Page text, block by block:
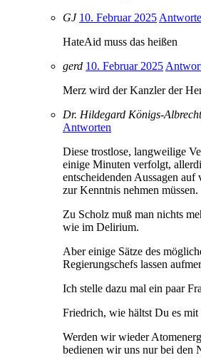
GJ 10. Februar 2025
HateAid muss das heißen
gerd 10. Februar 2025
Merz wird der Kanzler der
Dr. Hildegard Königs-Albrecht
Antworten
Diese trostlose, langweilige
einige Minuten verfolgt,
entscheidenden Aussagen auf
zur Kenntnis nehmen müssen.
Zu Scholz muß man nichts
wie im Delirium.
Aber einige Sätze des
Regierungschefs lassen
Ich stelle dazu mal ein paar
Friedrich, wie hältst Du es mit
Werden wir wieder
bedienen wir uns nur bei den